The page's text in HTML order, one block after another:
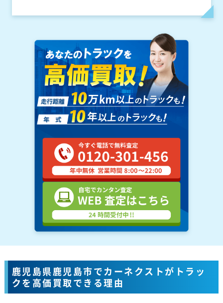
鹿児島県鹿児島市でカーネクストがトラッ
クを高価買取できる理由